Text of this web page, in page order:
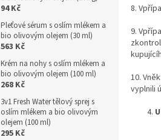
94 Kč
Pleťové sérum s oslím mlékem a
bio olivovým olejem (30 ml)
563 Kč
Krém na nohy s oslím mlékem a
bio olivovým olejem (100 ml)
268 Kč
3v1 Fresh Water tělový sprej s
oslím mlékem a bio olivovým
olejem (100 ml)
295 Kč
8.
9.
10.
vyplnili